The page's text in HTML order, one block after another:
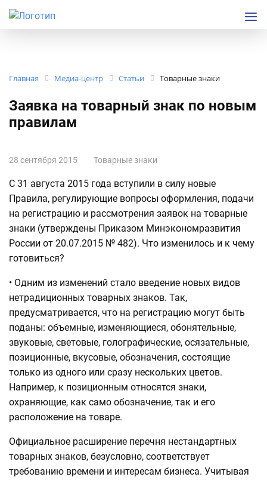
Главная Медиа-центр Статьи Товарные знаки
Заявка на товарный знак по новым
правилам
28 сентября 2015 Товарные знаки
С 31 августа 2015 года вступили в силу новые
Правила, регулирующие вопросы оформления, подачи
на регистрацию и рассмотрения заявок на товарные
знаки (утверждены Приказом Минэкономразвития
России от 20.07.2015 № 482). Что изменилось и к чему
готовиться?
• Одним из изменений стало введение новых видов
нетрадиционных товарных знаков. Так,
предусматривается, что на регистрацию могут быть
поданы: объемные, изменяющиеся, обонятельные,
звуковые, световые, голографические, осязательные,
позиционные, вкусовые, обозначения, состоящие
только из одного или сразу нескольких цветов.
Например, к позиционным относятся знаки,
охраняющие, как само обозначение, так и его
расположение на товаре.
Официальное расширение перечня нестандартных
товарных знаков, безусловно, соответствует
требованию времени и интересам бизнеса. Учитывая